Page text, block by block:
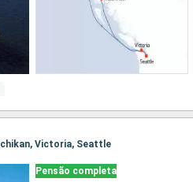
Victoria, Seattle
Pensão completa